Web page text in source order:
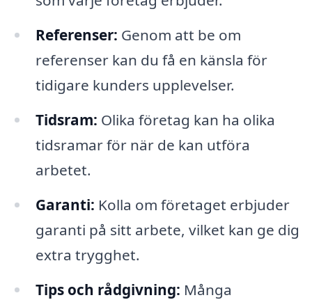
Referenser: Genom att be om
referenser kan du få en känsla för
tidigare kunders upplevelser.
Tidsram: Olika företag kan ha olika
tidsramar för när de kan utföra
arbetet.
Garanti: Kolla om företaget erbjuder
garanti på sitt arbete, vilket kan ge dig
extra trygghet.
Tips och rådgivning: Många